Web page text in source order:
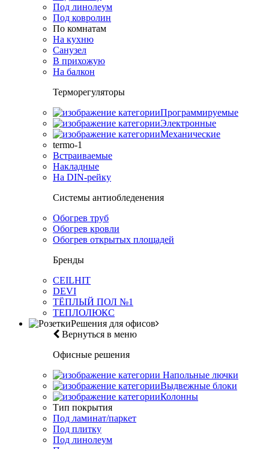
Под линолеум
Под ковролин
По комнатам
На кухню
Санузел
В прихожую
На балкон
Терморегуляторы
Программируемые
Электронные
Механические
termo-1
Встраиваемые
Накладные
На DIN-рейку
Системы антиобледенения
Обогрев труб
Обогрев кровли
Обогрев открытых площадей
Бренды
CEILHIT
DEVI
ТЁПЛЫЙ ПОЛ №1
ТЕПЛОЛЮКС
Решения для офисов
Вернуться в меню
Офисные решения
Напольные лючки
Выдвежные блоки
Колонны
Тип покрытия
Под ламинат/паркет
Под плитку
Под линолеум